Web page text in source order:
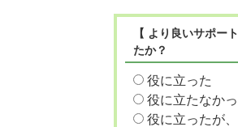
【 より良いサポー
たか？
役に立った
役に立たなか
役に立ったが